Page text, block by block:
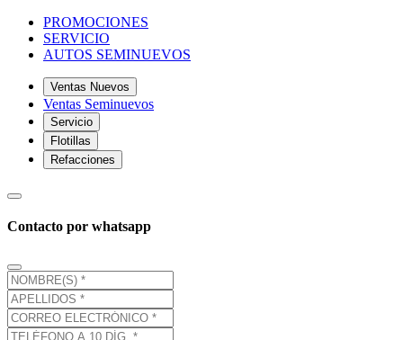
PROMOCIONES
SERVICIO
AUTOS SEMINUEVOS
Ventas Nuevos
Ventas Seminuevos
Servicio
Flotillas
Refacciones
Contacto por whatsapp